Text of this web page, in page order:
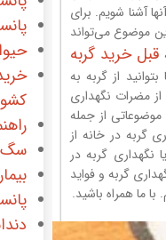
آشنا شویم. برای
موضوع می‌تواند
قبل خرید گربه
از گربه به
مضرات نگهداری
موضوعاتی از جمله
گربه در خانه از
نگهداری گربه در
گربه و فواید
ما همراه باشید.
سگ